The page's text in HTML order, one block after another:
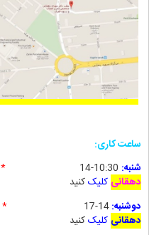
ساعت کاری:
شنبه:
*
دهقانی کلیککنید
دوشنبه:14-17
*
دهقانی کلیککنید